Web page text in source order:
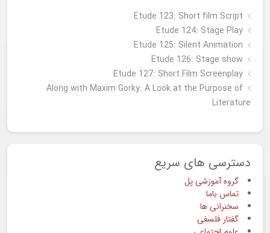
Etude 123: Short film Script
Etude 124: Stage Play
Etude 125: Silent Animation
Etude 126: Stage show
Étude 127: Short Film Screenplay
Along with Maxim Gorky: A Look at the Purpose of
Literature
دسترسی های سریع
گروه آموزشی پل
تماس باما
سخنرانی ها
گفتار فلسفی